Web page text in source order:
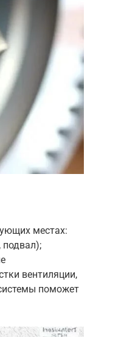
местах:
вентиляции,
поможет